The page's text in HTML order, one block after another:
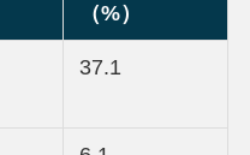
（%）
37.1